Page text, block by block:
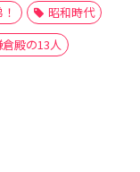
昭和時代
殿の13人